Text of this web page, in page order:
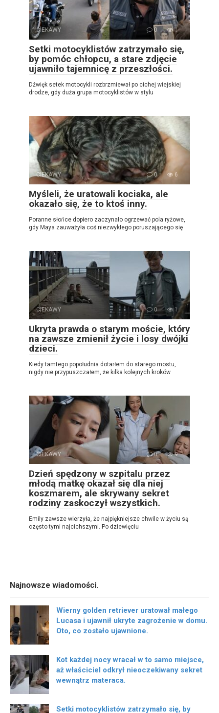
CIEKAWY 0 1
Setki motocyklistów zatrzymało się,
by pomóc chłopcu, a stare zdjęcie
ujawniło tajemnicę z przeszłości.
Dźwięk setek motocykli rozbrzmiewał po cichej wiejskiej
drodze, gdy duża grupa motocyklistów w stylu
CIEKAWY 0 6
Myśleli, że uratowali kociaka, ale
okazało się, że to ktoś inny.
Poranne słońce dopiero zaczynało ogrzewać pola ryżowe,
gdy Maya zauważyła coś niezwykłego poruszającego się
CIEKAWY 0 1
Ukryta prawda o starym moście, który
na zawsze zmienił życie i losy dwójki
dzieci.
Kiedy tamtego popołudnia dotarłem do starego mostu,
nigdy nie przypuszczałem, że kilka kolejnych kroków
CIEKAWY 0 9
Dzień spędzony w szpitalu przez
młodą matkę okazał się dla niej
koszmarem, ale skrywany sekret
rodziny zaskoczył wszystkich.
Emily zawsze wierzyła, że najpiękniejsze chwile w życiu są
często tymi najcichszymi. Po dziewięciu
Najnowsze wiadomości.
Wierny golden retriever uratował małego
Lucasa i ujawnił ukryte zagrożenie w domu.
Oto, co zostało ujawnione.
Kot każdej nocy wracał w to samo miejsce,
aż właściciel odkrył nieoczekiwany sekret
wewnątrz materaca.
Setki motocyklistów zatrzymało się, by